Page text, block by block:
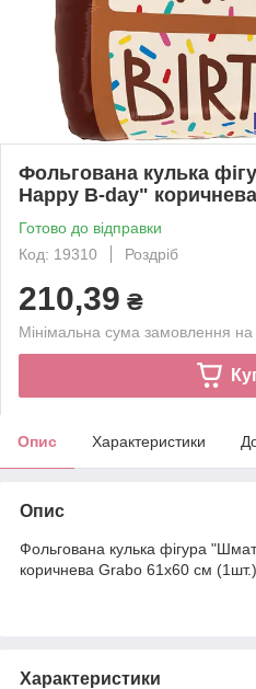
Фольгована кулька
Happy B-day"
Готово до відправки
Код: 19310
Роздріб
210,39 ₴
Мінімальна сума замовлення
Опис Характеристики
Опис
Фольгована кулька фігура
коричнева Grabo 61x60 см (1шт.)
Характеристики